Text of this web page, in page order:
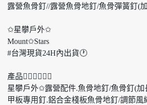
露營魚骨釘//露營魚骨地釘/魚骨彈簧釘(
✩星攀戶外✩
Mount✩Stars
#台灣現貨24H內出貨🕐
產品👍🏼👍🏼👍🏼
星攀戶外✩露營配件.魚骨地釘/魚骨釘(加
甲板專用釘.鋁合金棧板魚骨地釘/調節風